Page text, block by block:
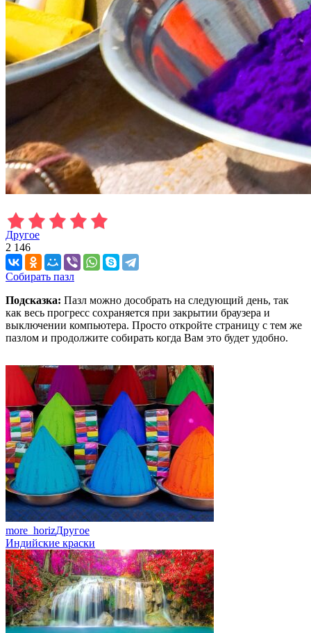
Другое
2 146
Собирать пазл
Подсказка: Пазл можно дособрать на следующий день, так
как весь прогресс сохраняется при закрытии браузера и
выключении компьютера. Просто откройте страницу с тем же
пазлом и продолжите собирать когда Вам это будет удобно.
more_horizДругое
Индийские краски